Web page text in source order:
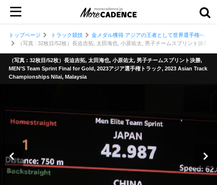
トップページ トラック競技
金メダル獲得 アジアの王者として世界選手権へ 男
（写真 : 32枚目/52枚）長迫吉拓, 太田海也, 小原佑太, 男子チームスプリント決勝,
（写真 : 32枚目/52枚）長迫吉拓, 太田海也, 小原佑太, 男子チームスプリント決勝,
MEN’S Team Sprint Final for Gold, 2023アジア選手権トラック, 2023 Asian Track
Championships Nilai, Malaysia